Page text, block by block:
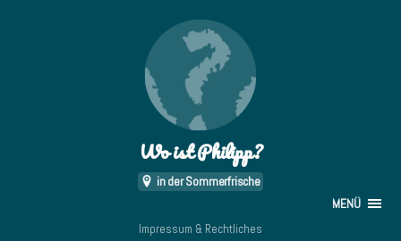
Wo ist Philipp?
in der Sommerfrische
MENÜ
Impressum & Rechtliches